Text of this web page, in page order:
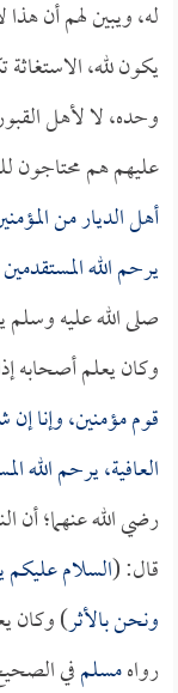
له، ويبين لهم أن
يكون لله،
وحده، لا لأهل
عليهم هم محتاجون
أهل الديار من
يرحم الله
صلى الله عليه وسلم
وكان يعلم أصحابه
قوم مؤمنين، وإنا
العافية، يرحم الله
رضي الله عنهما؛ أن
قال: (السلام عليكم
ونحن بالأثر) وكان
رواهمسلمفي